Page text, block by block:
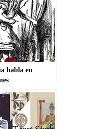
habla en